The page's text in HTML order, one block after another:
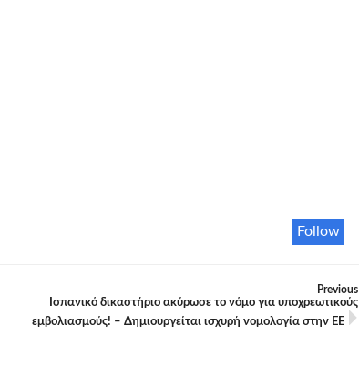
Follow
Previous
Ισπανικό δικαστήριο ακύρωσε το νόμο για υποχρεωτικούς
εμβολιασμούς! – Δημιουργείται ισχυρή νομολογία στην ΕΕ